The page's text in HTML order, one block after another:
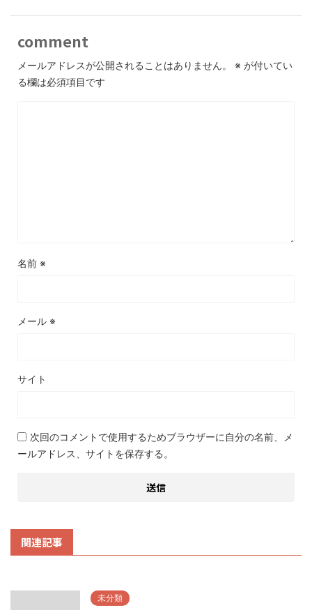
comment
メールアドレスが公開されることはありません。 ※ が付いてい
る欄は必須項目です
名前 ※
メール ※
サイト
次回のコメントで使用するためブラウザーに自分の名前、メ
ールアドレス、サイトを保存する。
関連記事
未分類